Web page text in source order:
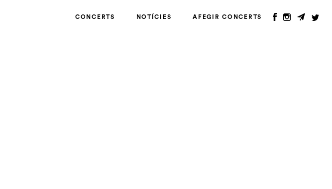
CONCERTS NOTÍCIES AFEGIR CONCERTS